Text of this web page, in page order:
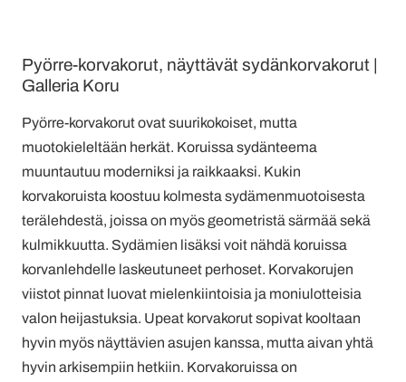
Pyörre-korvakorut, näyttävät sydänkorvakorut |
Galleria Koru
Pyörre-korvakorut ovat suurikokoiset, mutta
muotokieleltään herkät. Koruissa sydänteema
muuntautuu moderniksi ja raikkaaksi. Kukin
korvakoruista koostuu kolmesta sydämenmuotoisesta
terälehdestä, joissa on myös geometristä särmää sekä
kulmikkuutta. Sydämien lisäksi voit nähdä koruissa
korvanlehdelle laskeutuneet perhoset. Korvakorujen
viistot pinnat luovat mielenkiintoisia ja moniulotteisia
valon heijastuksia. Upeat korvakorut sopivat kooltaan
hyvin myös näyttävien asujen kanssa, mutta aivan yhtä
hyvin arkisempiin hetkiin. Korvakoruissa on